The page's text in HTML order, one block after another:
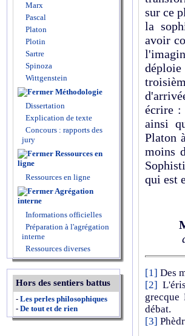
Marx
Pascal
Platon
Plotin
Sartre
Spinoza
Wittgenstein
Méthodologie
Dissertation
Explication de texte
Concours : rapports des
jury
Ressources en
ligne
Ressources en ligne
Agrégation
interne
Informations officielles
Préparation à l'agrégation
interne
Ressources diverses
Hors des sentiers battus
- Les perles philosophiques
- De tout et de rien
sur ce
la
avoir
déploie
écrire :
ainsi
Platon
moins
qui est
[1] Des
[2]
débat.
[3]